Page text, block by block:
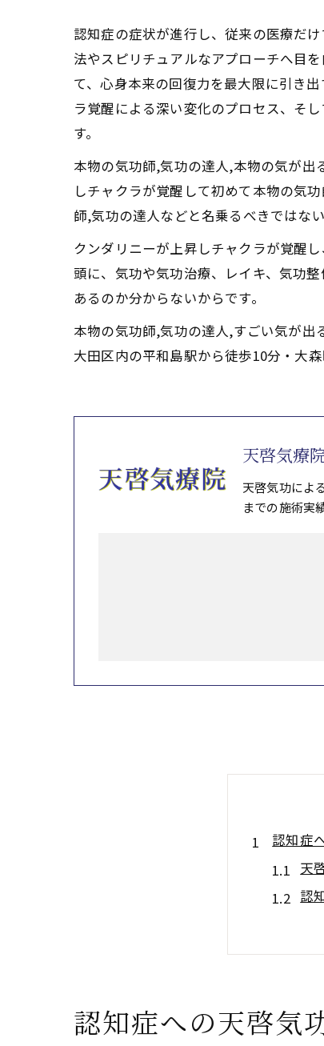
認知症の症状が進行し、従来の医療だ
法やスピリチュアルなアプローチへ目
て、心身本来の回復力を最大限に引き
ラ覚醒による深い変化のプロセス、そ
す。
本物の気功師,気功の達人,本物の気が
しチャクラが覚醒して初めて本物の気
師,気功の達人などと名乗るべきではない
クンダリニーが上昇しチャクラが覚醒
頭に、気功や気功治療、レイキ、気功
あるのか分からないからです。
本物の気功師,気功の達人,すごい気が
大田区内の平和島駅から徒歩10分・大
天啓気療
天啓気功によ
までの施術実
認知症
天
認
天
天啓
天
認知症への天啓気